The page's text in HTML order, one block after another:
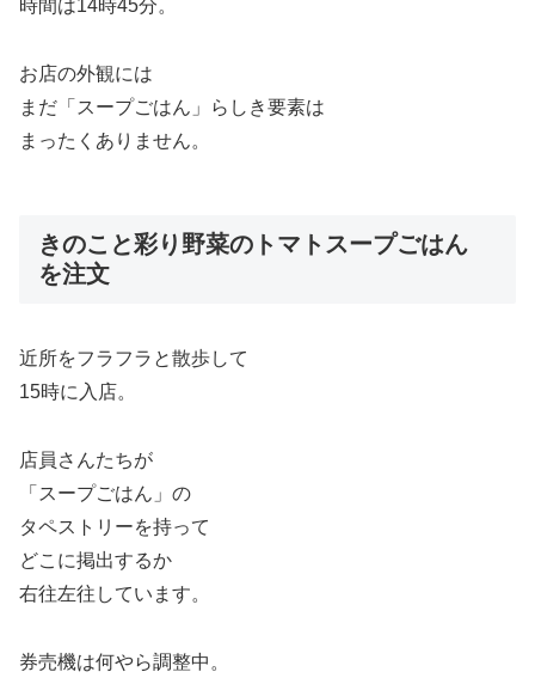
時間は14時45分。
お店の外観には
まだ「スープごはん」らしき要素は
まったくありません。
きのこと彩り野菜のトマトスープごはん
を注文
近所をフラフラと散歩して
15時に入店。
店員さんたちが
「スープごはん」の
タペストリーを持って
どこに掲出するか
右往左往しています。
券売機は何やら調整中。